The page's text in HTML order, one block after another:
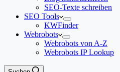
SEO-Texte schreiben
SEO Tools
KWFinder
Webrobots
Webrobots von A-Z
Webrobots IP Lookup